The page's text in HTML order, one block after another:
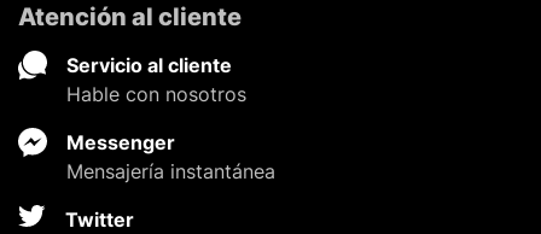
Atención al cliente
Servicio al cliente
Hable con nosotros
Messenger
Mensajería instantánea
Twitter